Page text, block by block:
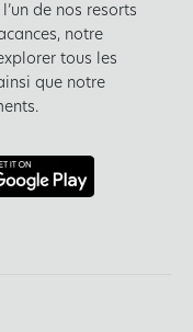
de nos resorts
notre
tous les
que notre